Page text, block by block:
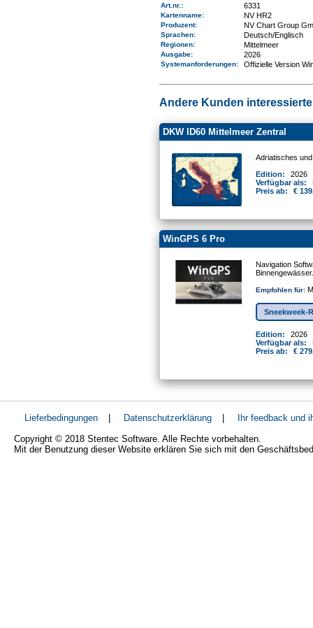
Art.nr. : 6331
Kartenname: NV HR2
Produzent: NV Chart Group
Sprachen: Deutsch/Englisch
Regionen: Mittelmeer
Ausgabe: 2026
Systemanforderungen: Offizielle Version
Andere Kunden
DKW ID60 Mittelmeer Zentral
Adriatisches
Edition:
2026
Verfügbar als:
Preis ab:
€
WinGPS 6 Pro
Navigation
Binnengewässer.
Empfohlen für:
Sneekweek-
Edition:
2026
Verfügbar als:
Preis ab:
€
Lieferbedingungen | Datenschutzerklärung |
Ihr feedback und
Copyright © 2018 Stentec Software. Alle Rechte vorbehalten.
Mit der Benutzung dieser Website erklären Sie sich mit den